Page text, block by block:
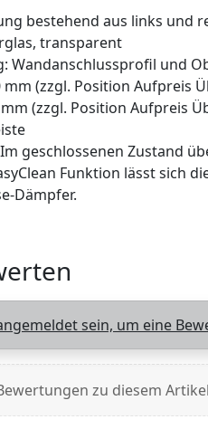
bestehend aus links und
transparent
Wandanschlussprofil und
mm (zzgl. Position Aufpreis
(zzgl. Position Aufpreis
Im geschlossenen Zustand
Funktion lässt sich
Dämpfer.
sein, um eine
zu diesem